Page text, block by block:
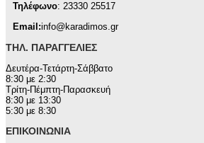
Τηλέφωνο: 23330 25517
Email:info@karadimos.gr
ΤΗΛ. ΠΑΡΑΓΓΕΛΊΕΣ
Δευτέρα-Τετάρτη-Σάββατο
8:30 με 2:30
Τρίτη-Πέμπτη-Παρασκευή
8:30 με 13:30
5:30 με 8:30
ΕΠΙΚΟΙΝΩΝΊΑ